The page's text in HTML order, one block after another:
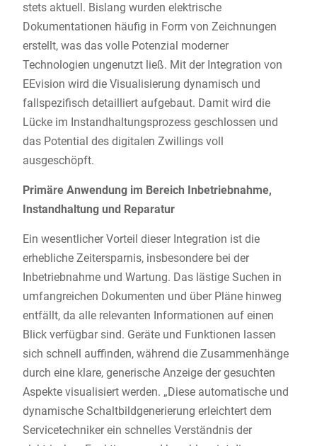
stets aktuell. Bislang wurden elektrische
Dokumentationen häufig in Form von Zeichnungen
erstellt, was das volle Potenzial moderner
Technologien ungenutzt ließ. Mit der Integration von
EEvision wird die Visualisierung dynamisch und
fallspezifisch detailliert aufgebaut. Damit wird die
Lücke im Instandhaltungsprozess geschlossen und
das Potential des digitalen Zwillings voll
ausgeschöpft.
Primäre Anwendung im Bereich Inbetriebnahme,
Instandhaltung und Reparatur
Ein wesentlicher Vorteil dieser Integration ist die
erhebliche Zeitersparnis, insbesondere bei der
Inbetriebnahme und Wartung. Das lästige Suchen in
umfangreichen Dokumenten und über Pläne hinweg
entfällt, da alle relevanten Informationen auf einen
Blick verfügbar sind. Geräte und Funktionen lassen
sich schnell auffinden, während die Zusammenhänge
durch eine klare, generische Anzeige der gesuchten
Aspekte visualisiert werden. „Diese automatische und
dynamische Schaltbildgenerierung erleichtert dem
Servicetechniker ein schnelles Verständnis der